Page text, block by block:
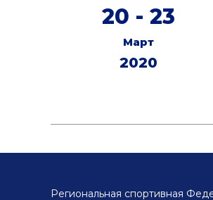
20 - 23
Март
2020
Региональная спортивная